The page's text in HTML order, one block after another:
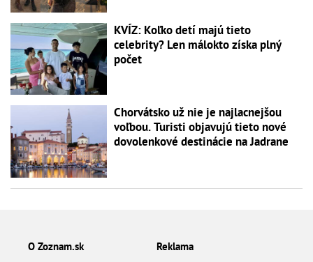
KVÍZ: Koľko detí majú tieto
celebrity? Len málokto získa plný
počet
Chorvátsko už nie je najlacnejšou
voľbou. Turisti objavujú tieto nové
dovolenkové destinácie na Jadrane
O Zoznam.sk Reklama